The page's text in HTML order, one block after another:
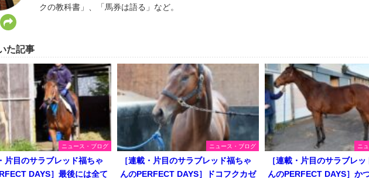
クの教科書」、「馬券は語る」など。
た記事
ニュース・ブログ
片目のサラブレッド福ちゃ
DAYS］最後には全て
ニュース・ブログ
［連載・片目のサラブレッド福ちゃ
んのPERFECT DAYS］ドコフクカゼ
ニ
［連載・片目のサラブレッ
んのPERFECT DAYS］か